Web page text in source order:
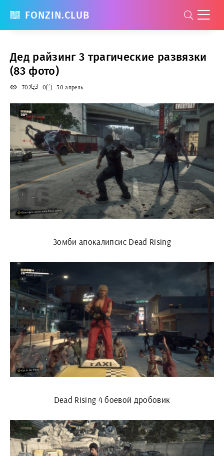
FONZIN.CLUB
Дед райзинг 3 трагические развязки
(83 фото)
702 0 30 апрель
Зомби апокалипсис Dead Rising
Dead Rising 4 боевой дробовик